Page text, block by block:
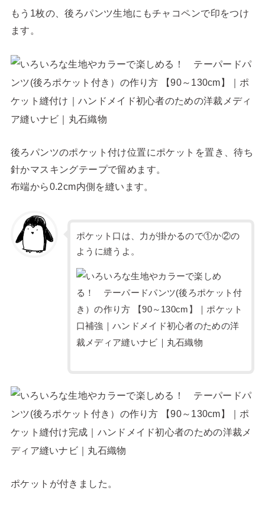
もう1枚の、後ろパンツ生地にもチャコペンで印をつけ
ます。
後ろパンツのポケット付け位置にポケットを置き、待ち
針かマスキングテープで留めます。
布端から0.2cm内側を縫います。
ポケット口は、力が掛かるので①か②の
ように縫うよ。
ポケットが付きました。